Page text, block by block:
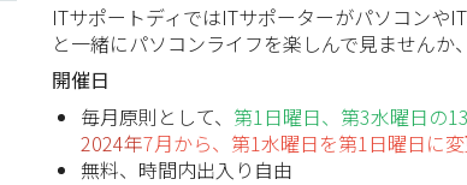
ITサポートディではITサポーターがパソコンや
と一緒にパソコンライフを楽しんで見ませんか
開催日
毎月原則として、 第1日曜日、第3水曜日の
2024年7月から、第1水曜日を第1日曜日に
無料、時間内出入り自由